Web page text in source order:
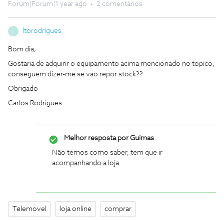
Forum|Forum|1 year ago 2 comentários
ltorodrigues
Bom dia,
Gostaria de adquirir o equipamento acima mencionado no topico,
conseguem dizer-me se vao repor stock??
Obrigado
Carlos Rodrigues
Melhor resposta porGuimas
Não temos como saber, tem que ir
acompanhando a loja
Telemovel loja online comprar